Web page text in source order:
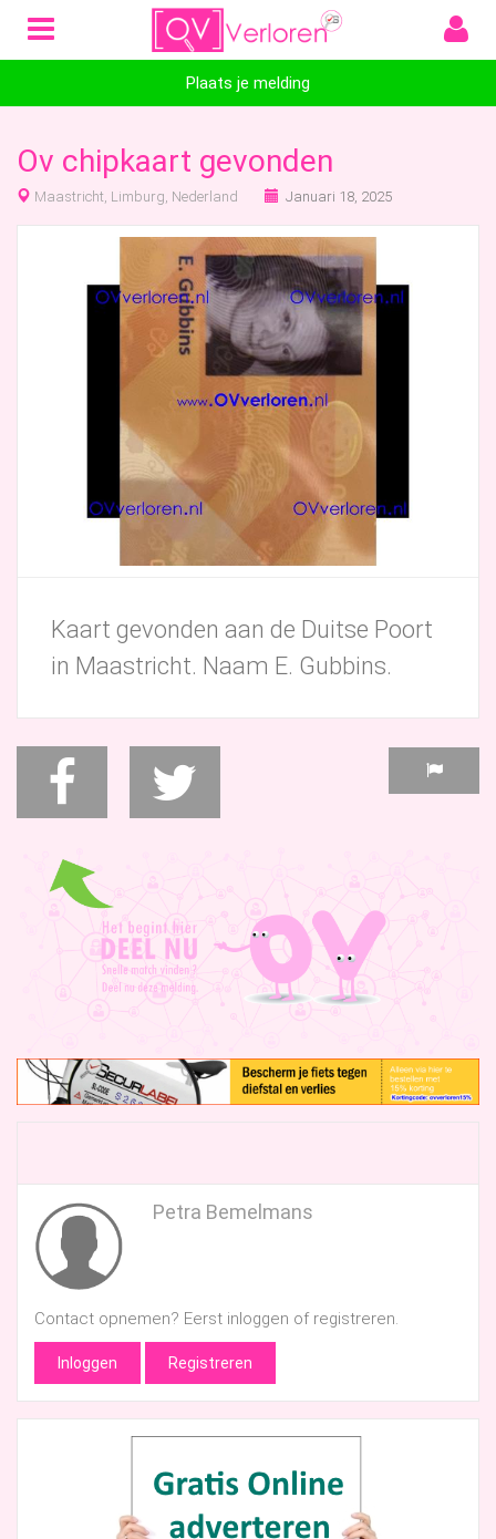
Plaats je melding
Ov chipkaart gevonden
Maastricht, Limburg, Nederland Januari 18, 2025
Kaart gevonden aan de Duitse Poort
in Maastricht. Naam E. Gubbins.
Petra Bemelmans
Contact opnemen? Eerst inloggen of registreren.
Inloggen Registreren